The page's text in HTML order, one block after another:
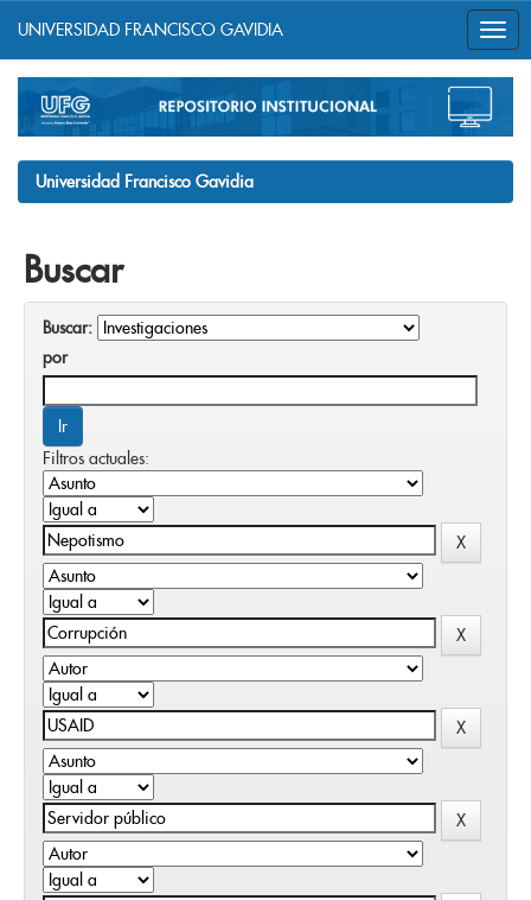
navigation
UNIVERSIDAD FRANCISCO GAVIDIA
Universidad Francisco Gavidia
Buscar
Buscar:
por
Filtros actuales: